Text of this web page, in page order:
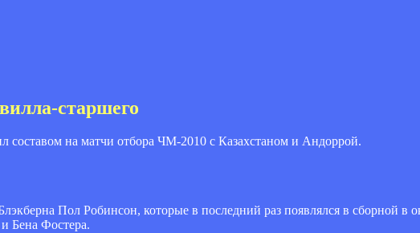
старшего
составом на матчи отбора ЧМ-2010 с Казахстаном и Андоррой.
Пол Робинсон, которые в последний раз появлялся в сборной в
Бена Фостера.